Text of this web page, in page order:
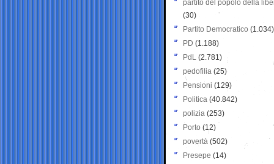
partito del popolo della
(30)
Partito Democratico (1.034)
PD (1.188)
PdL (2.781)
pedofilia (25)
Pensioni (129)
Politica (40.842)
polizia (253)
Porto (12)
povertà (502)
Presepe (14)